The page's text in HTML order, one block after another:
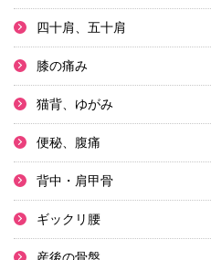
四十肩、五十肩
膝の痛み
猫背、ゆがみ
便秘、腹痛
背中・肩甲骨
ギックリ腰